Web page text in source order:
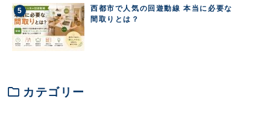
西都市で人気の回遊動線 本当に必要な
間取りとは？
folder カテゴリー